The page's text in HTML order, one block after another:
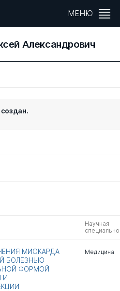
МЕНЮ
Александрович
Научная
МИОКАРДА
БОЛЕЗНЬЮ
ФОРМОЙ
И
Медицина